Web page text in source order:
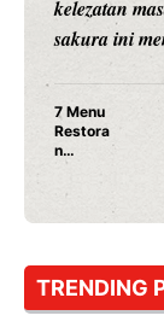
kelezatan
sakura ini
7 Menu
Restora
n
Jepang
yang
Dicoba,
Cuma
Sushi!
TRENDING